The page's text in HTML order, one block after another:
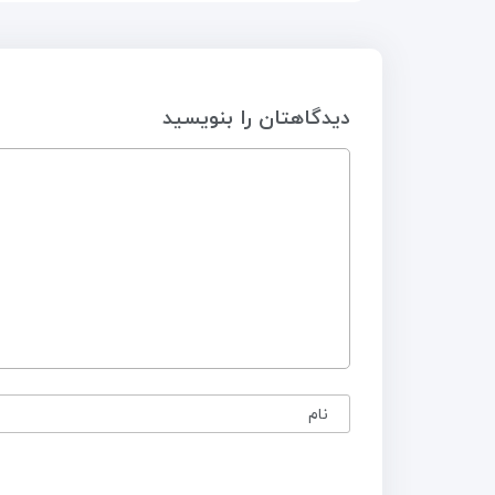
دیدگاهتان را بنویسید
نام